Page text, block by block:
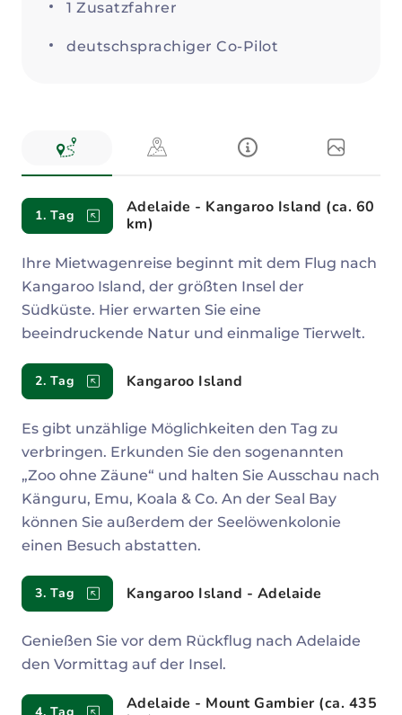
1 Zusatzfahrer
deutschsprachiger Co-Pilot
Reiseverlauf
1. Tag
Adelaide - Kangaroo Island (ca. 60
km)
Ihre Mietwagenreise beginnt mit dem Flug nach
Kangaroo Island, der größten Insel der
Südküste. Hier erwarten Sie eine
beeindruckende Natur und einmalige Tierwelt.
2. Tag Kangaroo Island
Es gibt unzählige Möglichkeiten den Tag zu
verbringen. Erkunden Sie den sogenannten
„Zoo ohne Zäune“ und halten Sie Ausschau nach
Känguru, Emu, Koala & Co. An der Seal Bay
können Sie außerdem der Seelöwenkolonie
einen Besuch abstatten.
3. Tag Kangaroo Island - Adelaide
Genießen Sie vor dem Rückflug nach Adelaide
den Vormittag auf der Insel.
Adelaide - Mount Gambier (ca. 435